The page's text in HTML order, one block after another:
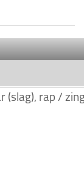
rap /